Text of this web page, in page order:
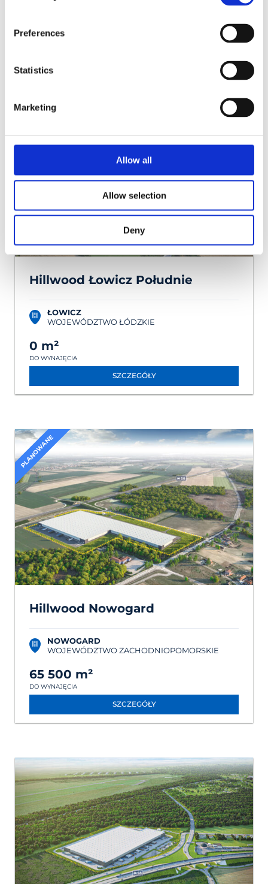
Preferences
Statistics
Marketing
Allow all
Allow selection
Deny
DO WYNAJĘCIA
WYNAJĘTE
Hillwood Łowicz Południe
ŁOWICZ
WOJEWÓDZTWO ŁÓDZKIE
0 m²
DO WYNAJĘCIA
SZCZEGÓŁY
PLANOWANE
Hillwood Nowogard
NOWOGARD
WOJEWÓDZTWO ZACHODNIOPOMORSKIE
65 500 m²
DO WYNAJĘCIA
SZCZEGÓŁY